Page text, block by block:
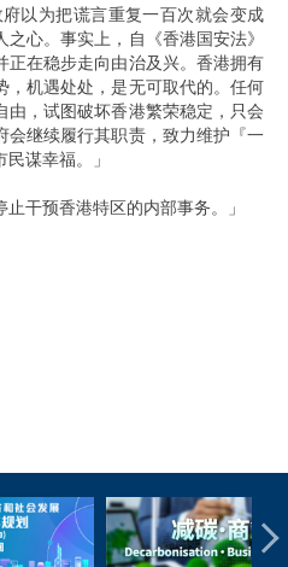
把谎言重复一百次就会变成
心。事实上，自《香港国安法》
正在稳步走向由治及兴。香港拥有
，机遇处处，是无可取代的。任何
，试图破坏香港繁荣稳定，只会
会继续履行其职责，致力维护『一
谋幸福。」
干预香港特区的内部事务。」